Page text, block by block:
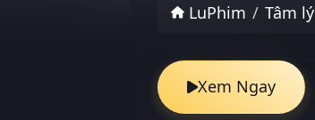
LuPhim Tâm lý
Xem Ngay